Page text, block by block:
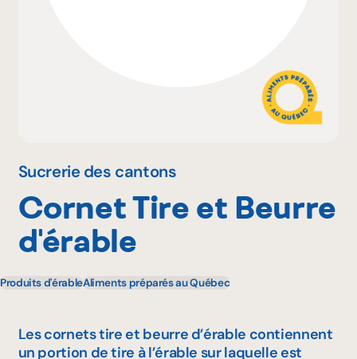
EN
Sucrerie des cantons
Cornet Tire et Beurre
d'érable
Produits d'érableAliments préparés au Québec
Les cornets tire et beurre d’érable contiennent
un portion de tire à l’érable sur laquelle est